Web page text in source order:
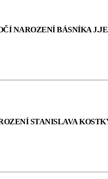
NAROZENÍ BÁSNÍKA
STANISLAVA